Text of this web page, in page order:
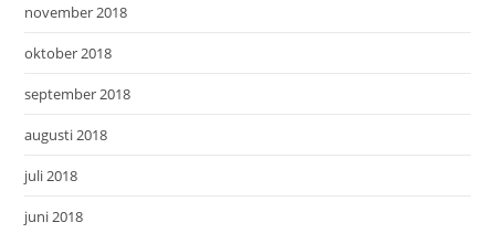
november 2018
oktober 2018
september 2018
augusti 2018
juli 2018
juni 2018